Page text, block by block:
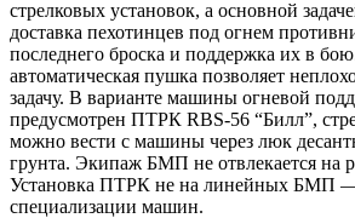
стрелковых установок, а основной
доставка пехотинцев под огнем
последнего броска и поддержка их в
автоматическая пушка позволяет
задачу. В варианте машины огневой
предусмотрен ПТРК RBS-56 “Билл”,
можно вести с машины через люк
грунта. Экипаж БМП не отвлекается на
Установка ПТРК не на линейных БМП
специализации машин.